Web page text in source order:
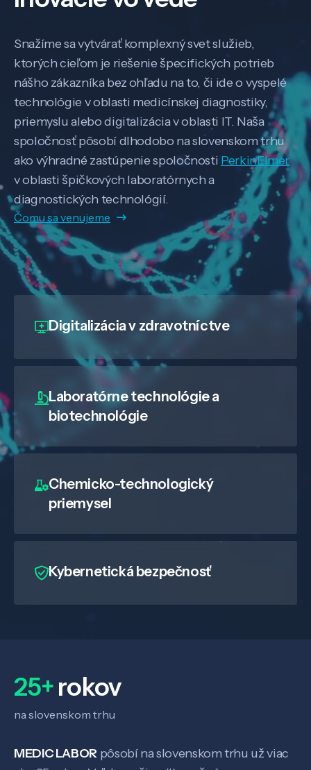
Snažíme sa vytvárať komplexný svet služieb,
ktorých cieľom je riešenie špecifických potrieb
nášho zákazníka bez ohľadu na to, či ide o vyspelé
technológie v oblasti medicínskej diagnostiky,
priemyslu alebo digitalizácia v oblasti IT. Naša
spoločnosť pôsobí dlhodobo na slovenskom trhu
ako výhradné zastúpenie spoločnosti PerkinElmer
v oblasti špičkových laboratórnych a
diagnostických technológií.
Čomu sa venujeme
Digitalizáciav zdravotníctve
Laboratórne technológie a
biotechnológie
Chemicko-technologický
priemysel
Kybernetická bezpečnosť
25+rokov
na slovenskom trhu
MEDIC LABOR pôsobí na slovenskom trhu už viac